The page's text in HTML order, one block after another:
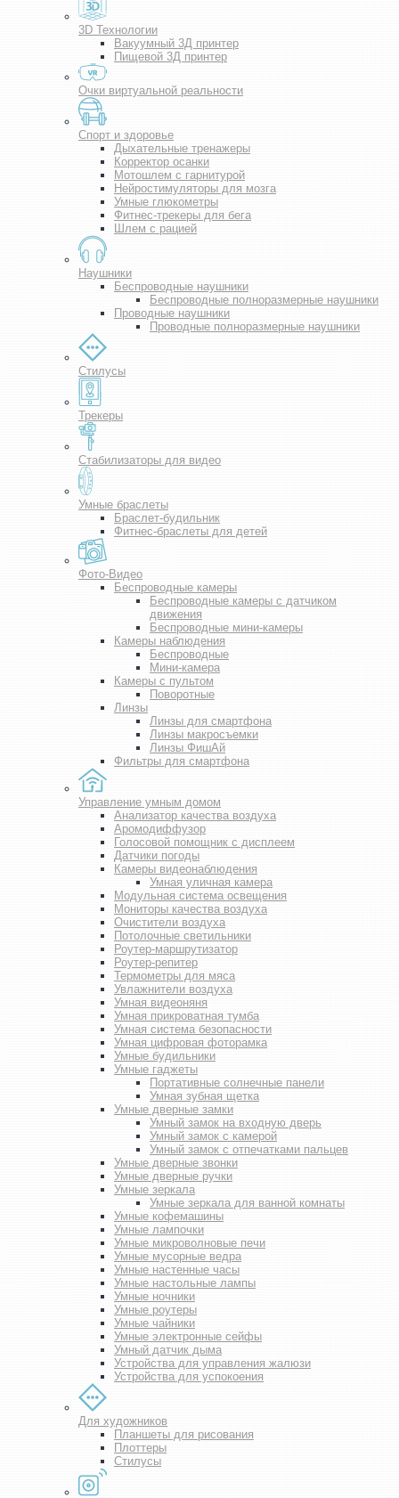
3D Технологии
Вакуумный 3Д принтер
Пищевой 3Д принтер
Очки виртуальной реальности
Спорт и здоровье
Дыхательные тренажеры
Корректор осанки
Мотошлем с гарнитурой
Нейростимуляторы для мозга
Умные глюкометры
Фитнес-трекеры для бега
Шлем с рацией
Наушники
Беспроводные наушники
Беспроводные полноразмерные наушники
Проводные наушники
Проводные полноразмерные наушники
Стилусы
Трекеры
Стабилизаторы для видео
Умные браслеты
Браслет-будильник
Фитнес-браслеты для детей
Фото-Видео
Беспроводные камеры
Беспроводные камеры с датчиком
движения
Беспроводные мини-камеры
Камеры наблюдения
Беспроводные
Мини-камера
Камеры с пультом
Поворотные
Линзы
Линзы для смартфона
Линзы макросъемки
Линзы ФишАй
Фильтры для смартфона
Управление умным домом
Анализатор качества воздуха
Аромодиффузор
Голосовой помощник с дисплеем
Датчики погоды
Камеры видеонаблюдения
Умная уличная камера
Модульная система освещения
Мониторы качества воздуха
Очистители воздуха
Потолочные светильники
Роутер-маршрутизатор
Роутер-репитер
Термометры для мяса
Увлажнители воздуха
Умная видеоняня
Умная прикроватная тумба
Умная система безопасности
Умная цифровая фоторамка
Умные будильники
Умные гаджеты
Портативные солнечные панели
Умная зубная щетка
Умные дверные замки
Умный замок на входную дверь
Умный замок с камерой
Умный замок с отпечатками пальцев
Умные дверные звонки
Умные дверные ручки
Умные зеркала
Умные зеркала для ванной комнаты
Умные кофемашины
Умные лампочки
Умные микроволновые печи
Умные мусорные ведра
Умные настенные часы
Умные настольные лампы
Умные ночники
Умные роутеры
Умные чайники
Умные электронные сейфы
Умный датчик дыма
Устройства для управления жалюзи
Устройства для успокоения
Для художников
Планшеты для рисования
Плоттеры
Стилусы